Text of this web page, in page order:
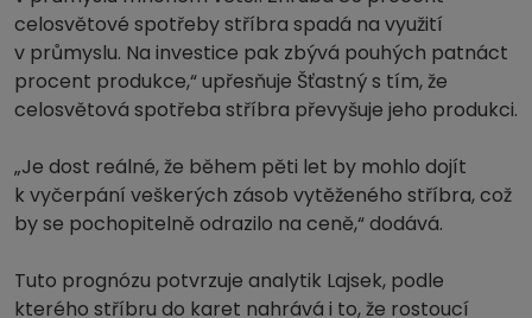
celosvětové spotřeby stříbra spadá na využití
v průmyslu. Na investice pak zbývá pouhých patnáct
procent produkce,“ upřesňuje Šťastný s tím, že
celosvětová spotřeba stříbra převyšuje jeho produkci.
„Je dost reálné, že během pěti let by mohlo dojít
k vyčerpání veškerých zásob vytěženého stříbra, což
by se pochopitelně odrazilo na ceně,“ dodává.
Tuto prognózu potvrzuje analytik Lajsek, podle
kterého stříbru do karet nahrává i to, že rostoucí